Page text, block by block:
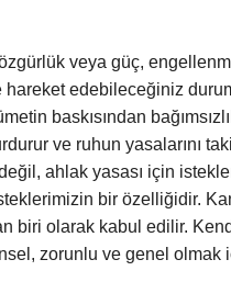
veya güç,
edebileceğiniz
baskısından
ve ruhun yasalarını
ahlak yasası için
bir özelliğidir.
biri olarak kabul edilir.
zorunlu ve genel olmak